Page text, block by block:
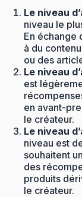
Le niveau
niveau le
En échange
à du
ou des
Le niveau
est
en avant-
le créateur.
Le niveau
niveau est
souhaitent
des
produits
le créateur.